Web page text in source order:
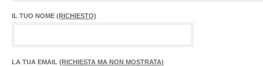
IL TUO NOME (RICHIESTO)
LA TUA EMAIL (RICHIESTA MA NON MOSTRATA)